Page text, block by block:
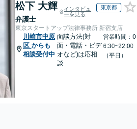
松下 大輝
弁護士
インタビュ
ーを見る
東京都
東京スタートアップ法律事務所 新宿支店
川崎市中原
区 からも
相談受付中
面談方法(対
面・電話・ビデ
オなど)は応相
談
営業時間：0
6:30~22:00
（平日）